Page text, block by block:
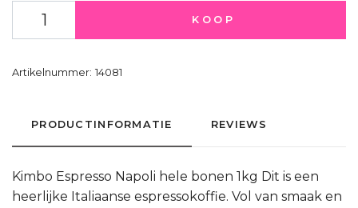
KOOP
Artikelnummer: 14081
PRODUCTINFORMATIE REVIEWS
Kimbo Espresso Napoli hele bonen 1kg Dit is een
heerlijke Italiaanse espressokoffie. Vol van smaak en